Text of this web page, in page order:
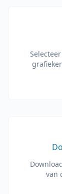
van